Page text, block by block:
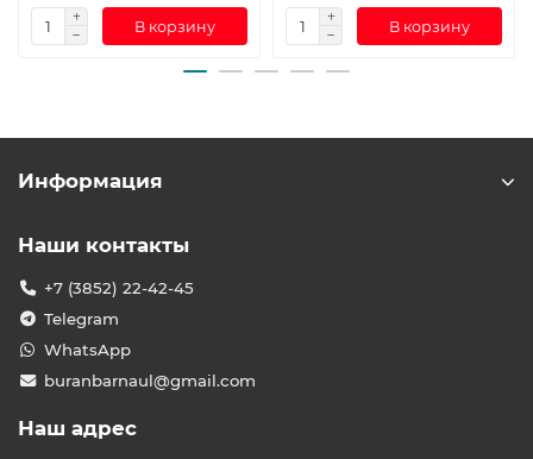
В корзину В корзину
Информация
Наши контакты
+7 (3852) 22-42-45
Telegram
WhatsApp
buranbarnaul@gmail.com
Наш адрес